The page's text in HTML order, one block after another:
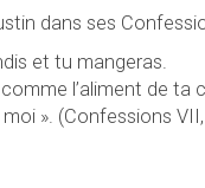
dans ses
et tu mangeras.
l’aliment de ta
». (Confessions